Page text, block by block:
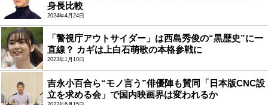
身長比較
2024年4月24日
「警視庁アウトサイダー」は西島秀俊の“黒歴史”に一
直線？ カギは上白石萌歌の本格参戦に
2023年1月10日
吉永小百合ら“モノ言う”俳優陣も賛同「日本版CNC設
立を求める会」で国内映画界は変われるか